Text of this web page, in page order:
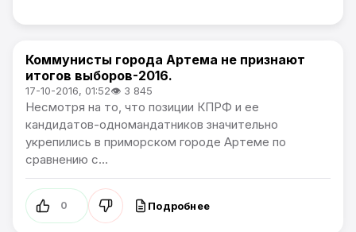
Политика
Коммунисты города Артема не признают
итогов выборов-2016.
17-10-2016, 01:52👁 3 845
Несмотря на то, что позиции КПРФ и ее
кандидатов-одномандатников значительно
укрепились в приморском городе Артеме по
сравнению с...
0 Подробнее